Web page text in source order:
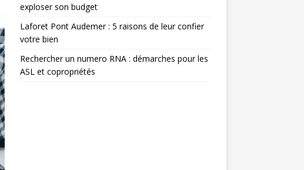
exploser son budget
Laforet Pont Audemer : 5 raisons de leur confier
votre bien
Rechercher un numero RNA : démarches pour les
ASL et copropriétés